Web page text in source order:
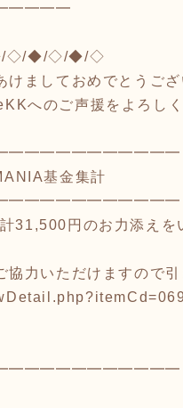
◇/◆/◇/◆/◇
ましておめでとうござ
へのご声援をよろしく
基金集計
31,500円のお力添え
協力いただけますので